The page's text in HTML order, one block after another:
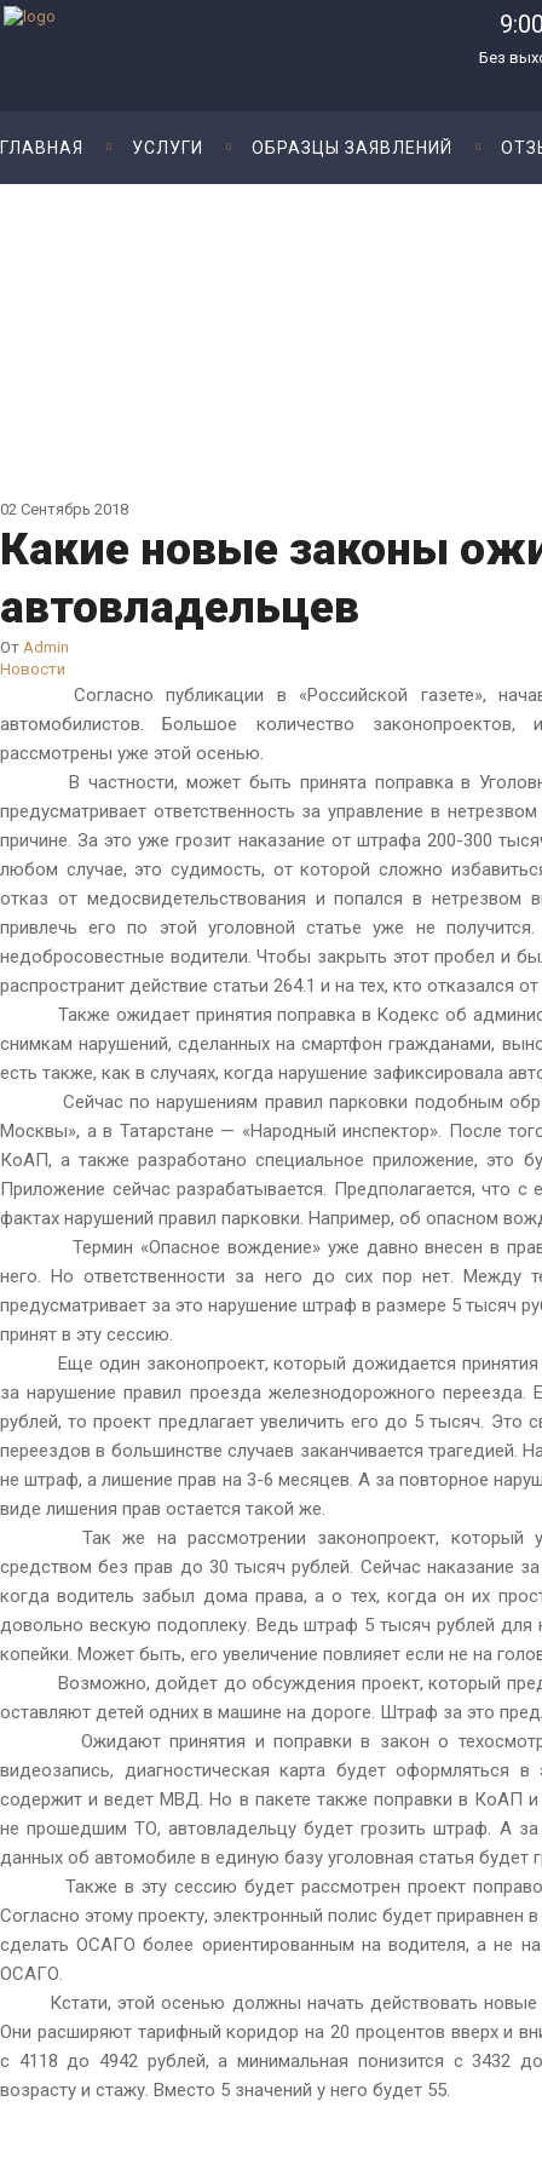
Без
ГЛАВНАЯ УСЛУГИ ОБРАЗЦЫ ЗАЯВЛЕНИЙ
02 Сентябрь 2018
Какие новые законы
автовладельцев
От Admin
Новости
Согласно публикации в «Российской газете»,
автомобилистов. Большое количество
рассмотрены уже этой осенью.
В частности, может быть принята поправка в
предусматривает ответственность за управление в
причине. За это уже грозит наказание от штрафа 200-300
любом случае, это судимость, от которой сложно
отказ от медосвидетельствования и попался в нетрезвом
привлечь его по этой уголовной статье уже не
недобросовестные водители. Чтобы закрыть этот пробел и
распространит действие статьи 264.1 и на тех, кто отказался
Также ожидает принятия поправка в Кодекс об
снимкам нарушений, сделанных на смартфон гражданами,
есть также, как в случаях, когда нарушение зафиксировала
Сейчас по нарушениям правил парковки подобным
Москвы», а в Татарстане — «Народный инспектор». После
КоАП, а также разработано специальное приложение, это
Приложение сейчас разрабатывается. Предполагается,
фактах нарушений правил парковки. Например, об опасном
Термин «Опасное вождение» уже давно внесен в
него. Но ответственности за него до сих пор нет. Между
предусматривает за это нарушение штраф в размере 5 тысяч
принят в эту сессию.
Еще один законопроект, который дожидается принятия
за нарушение правил проезда железнодорожного
рублей, то проект предлагает увеличить его до 5 тысяч.
переездов в большинстве случаев заканчивается трагедией.
не штраф, а лишение прав на 3-6 месяцев. А за повторное
виде лишения прав остается такой же.
Так же на рассмотрении законопроект, который
средством без прав до 30 тысяч рублей. Сейчас наказание
когда водитель забыл дома права, а о тех, когда он их
довольно вескую подоплеку. Ведь штраф 5 тысяч рублей
копейки. Может быть, его увеличение повлияет если не на
Возможно, дойдет до обсуждения проект, который
оставляют детей одних в машине на дороге. Штраф за это
Ожидают принятия и поправки в закон о
видеозапись, диагностическая карта будет оформляться
содержит и ведет МВД. Но в пакете также поправки в КоАП
не прошедшим ТО, автовладельцу будет грозить штраф. А
данных об автомобиле в единую базу уголовная статья будет
Также в эту сессию будет рассмотрен проект
Согласно этому проекту, электронный полис будет приравнен
сделать ОСАГО более ориентированным на водителя, а не
ОСАГО.
Кстати, этой осенью должны начать действовать
Они расширяют тарифный коридор на 20 процентов вверх и
с 4118 до 4942 рублей, а минимальная понизится с 3432
возрасту и стажу. Вместо 5 значений у него будет 55.